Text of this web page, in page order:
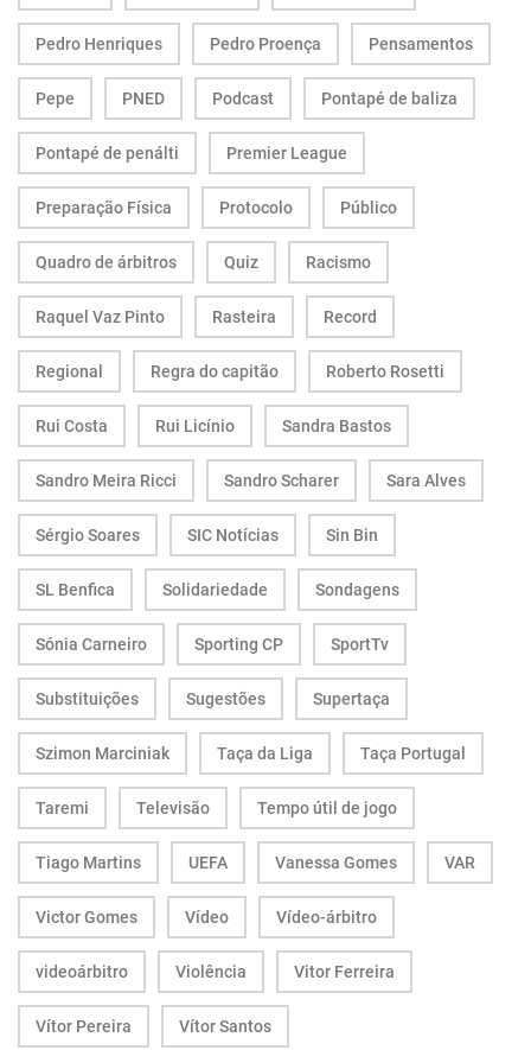
Pedro Henriques Pedro Proença Pensamentos
Pepe PNED Podcast Pontapé de baliza
Pontapé de penálti Premier League
Preparação Física Protocolo Público
Quadro de árbitros Quiz Racismo
Raquel Vaz Pinto Rasteira Record
Regional Regra do capitão Roberto Rosetti
Rui Costa Rui Licínio Sandra Bastos
Sandro Meira Ricci Sandro Scharer Sara Alves
Sérgio Soares SIC Notícias Sin Bin
SL Benfica Solidariedade Sondagens
Sónia Carneiro Sporting CP SportTv
Substituições Sugestões Supertaça
Szimon Marciniak Taça da Liga Taça Portugal
Taremi Televisão Tempo útil de jogo
Tiago Martins UEFA Vanessa Gomes VAR
Victor Gomes Vídeo Vídeo-árbitro
videoárbitro Violência Vitor Ferreira
Vítor Pereira Vítor Santos